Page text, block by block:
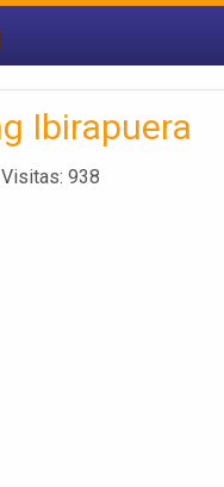
Ibirapuera
Visitas: 938